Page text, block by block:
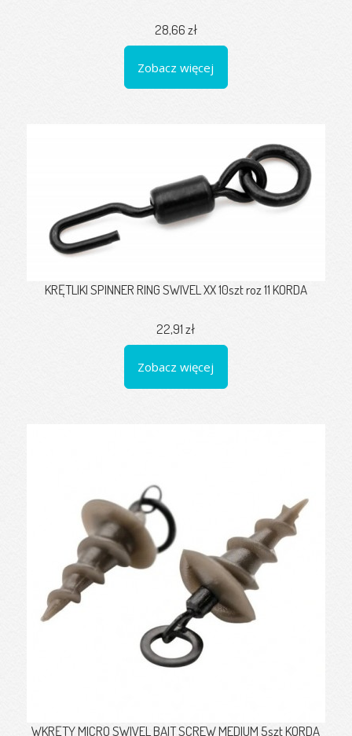
28,66 zł
Zobacz więcej
KRĘTLIKI SPINNER RING SWIVEL XX 10szt roz 11 KORDA
22,91 zł
Zobacz więcej
WKRĘTY MICRO SWIVEL BAIT SCREW MEDIUM 5szt KORDA